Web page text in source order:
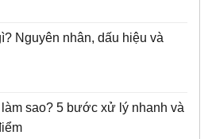
Nguyên nhân, dấu hiệu và
sao? 5 bước xử lý nhanh và